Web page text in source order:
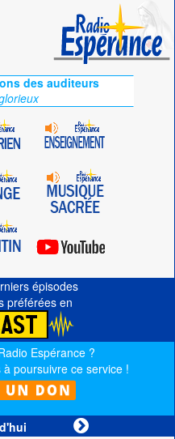
des auditeurs
épisodes
préférées en
Espérance ?
poursuivre ce service !